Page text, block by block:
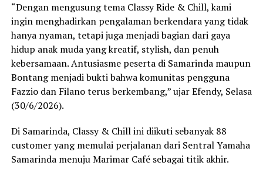
“Dengan mengusung tema Classy Ride & Chill, kami
ingin menghadirkan pengalaman berkendara yang tidak
hanya nyaman, tetapi juga menjadi bagian dari gaya
hidup anak muda yang kreatif, stylish, dan penuh
kebersamaan. Antusiasme peserta di Samarinda maupun
Bontang menjadi bukti bahwa komunitas pengguna
Fazzio dan Filano terus berkembang,” ujar Efendy, Selasa
(30/6/2026).
Di Samarinda, Classy & Chill ini diikuti sebanyak 88
customer yang memulai perjalanan dari Sentral Yamaha
Samarinda menuju Marimar Café sebagai titik akhir.